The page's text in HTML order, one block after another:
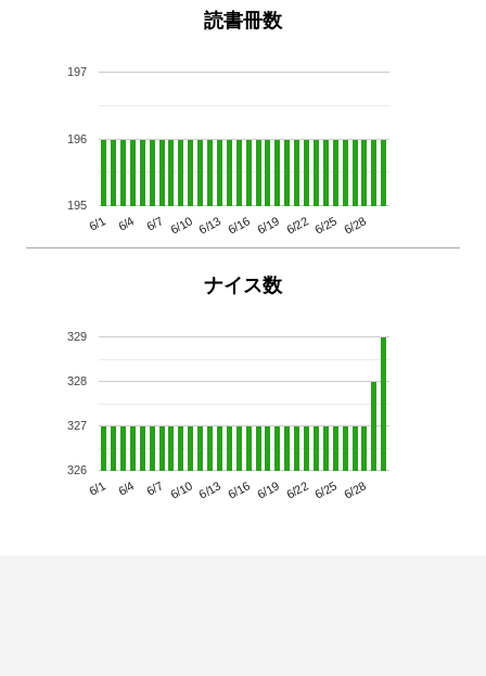
読書冊数
6/1 6/4 6/7 6/10 6/13 6/16 6/19 6/22 6/25 6/28
195
196
197
ナイス数
6/1 6/4 6/7 6/10 6/13 6/16 6/19 6/22 6/25 6/28
326
327
328
329